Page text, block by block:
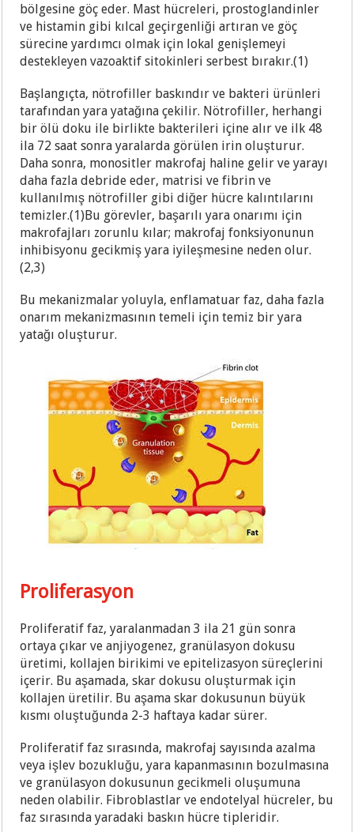
bölgesine göç eder. Mast hücreleri, prostoglandinler
ve histamin gibi kılcal geçirgenliği artıran ve göç
sürecine yardımcı olmak için lokal genişlemeyi
destekleyen vazoaktif sitokinleri serbest bırakır.(1)
Başlangıçta, nötrofiller baskındır ve bakteri ürünleri
tarafından yara yatağına çekilir. Nötrofiller, herhangi
bir ölü doku ile birlikte bakterileri içine alır ve ilk 48
ila 72 saat sonra yaralarda görülen irin oluşturur.
Daha sonra, monositler makrofaj haline gelir ve yarayı
daha fazla debride eder, matrisi ve fibrin ve
kullanılmış nötrofiller gibi diğer hücre kalıntılarını
temizler.(1)Bu görevler, başarılı yara onarımı için
makrofajları zorunlu kılar; makrofaj fonksiyonunun
inhibisyonu gecikmiş yara iyileşmesine neden olur.
(2,3)
Bu mekanizmalar yoluyla, enflamatuar faz, daha fazla
onarım mekanizmasının temeli için temiz bir yara
yatağı oluşturur.
Proliferasyon
Proliferatif faz, yaralanmadan 3 ila 21 gün sonra
ortaya çıkar ve anjiyogenez, granülasyon dokusu
üretimi, kollajen birikimi ve epitelizasyon süreçlerini
içerir. Bu aşamada, skar dokusu oluşturmak için
kollajen üretilir. Bu aşama skar dokusunun büyük
kısmı oluştuğunda 2-3 haftaya kadar sürer.
Proliferatif faz sırasında, makrofaj sayısında azalma
veya işlev bozukluğu, yara kapanmasının bozulmasına
ve granülasyon dokusunun gecikmeli oluşumuna
neden olabilir. Fibroblastlar ve endotelyal hücreler, bu
faz sırasında yaradaki baskın hücre tipleridir.